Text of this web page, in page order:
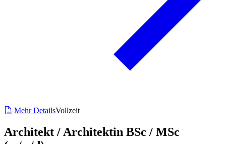
Mehr DetailsVollzeit
Architekt / Architektin BSc / MSc